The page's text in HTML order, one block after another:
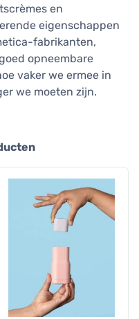
en
eigenschappen
fabrikanten,
opneembare
vaker we ermee in
we moeten zijn.